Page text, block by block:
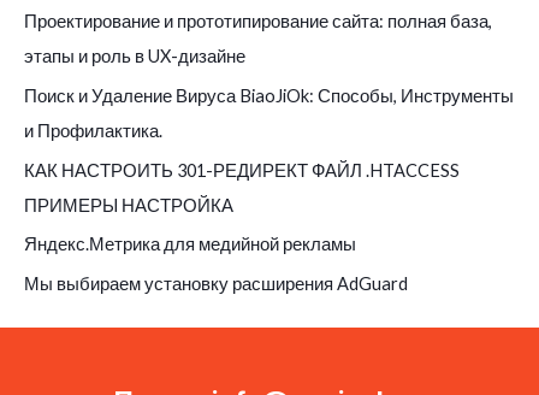
h
f
o
r
:
Проектирование и прототипирование сайта: полная база,
этапы и роль в UX-дизайне
Поиск и Удаление Вируса BiaoJiOk: Способы, Инструменты
и Профилактика.
КАК НАСТРОИТЬ 301-РЕДИРЕКТ ФАЙЛ .HTACCESS
ПРИМЕРЫ НАСТРОЙКА
Яндекс.Метрика для медийной рекламы
Мы выбираем установку расширения AdGuard